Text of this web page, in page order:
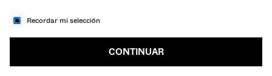
HOMBRE
Recordar mi selección
CONTINUAR